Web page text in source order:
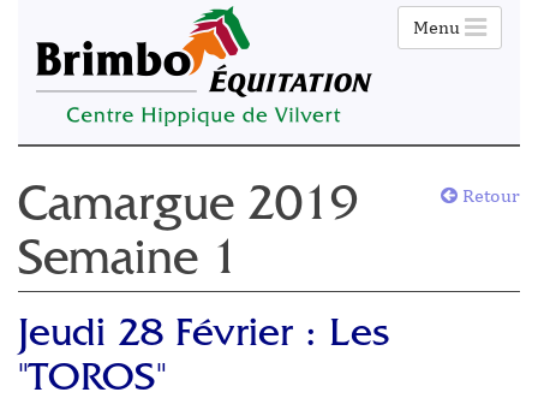
Menu
Retour
Camargue 2019
Semaine 1
Jeudi 28 Février : Les
"TOROS"